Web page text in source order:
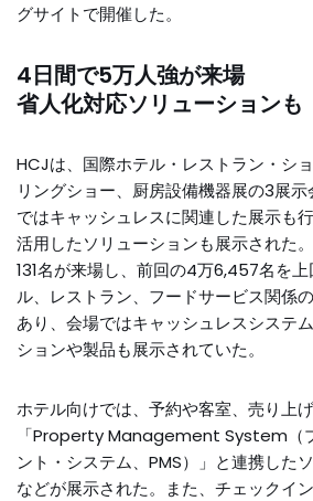
グサイトで開催した。
4日間で5万人強が来場
省人化対応ソリューションも
HCJは、国際ホテル・レストラン・シ
リングショー、厨房設備機器展の3展
ではキャッシュレスに関連した展示も
活用したソリューションも展示された
131名が来場し、前回の4万6,457名を
ル、レストラン、フードサービス関係
あり、会場ではキャッシュレスシステ
ションや製品も展示されていた。
ホテル向けでは、予約や客室、売り上
「Property Management System（
ント・システム、PMS）」と連携した
などが展示された。また、チェックイ